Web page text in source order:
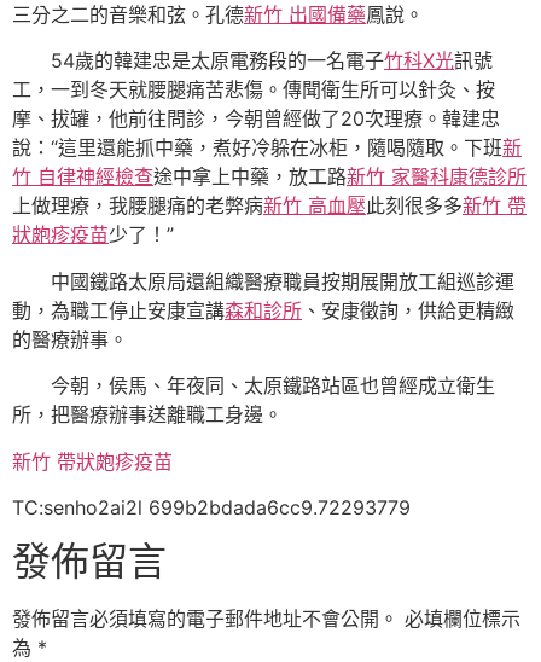
三分之二的音樂和弦。孔德新竹 出國備藥鳳說。
54歲的韓建忠是太原電務段的一名電子竹科X光訊號
工，一到冬天就腰腿痛苦悲傷。傳聞衛生所可以針灸、按
摩、拔罐，他前往問診，今朝曾經做了20次理療。韓建忠
說：“這里還能抓中藥，煮好冷躲在冰柜，隨喝隨取。下班新
竹 自律神經檢查途中拿上中藥，放工路新竹 家醫科康德診所
上做理療，我腰腿痛的老弊病新竹 高血壓此刻很多多新竹 帶
狀皰疹疫苗少了！”
中國鐵路太原局還組織醫療職員按期展開放工組巡診運
動，為職工停止安康宣講森和診所 、安康徵詢，供給更精緻
的醫療辦事。
今朝，侯馬、年夜同、太原鐵路站區也曾經成立衛生
所，把醫療辦事送離職工身邊。
新竹 帶狀皰疹疫苗
TC:senho2ai2l 699b2bdada6cc9.72293779
發佈留言
發佈留言必須填寫的電子郵件地址不會公開。 必填欄位標示
為 *